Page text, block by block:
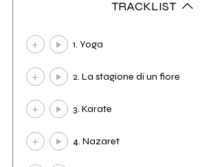
TRACKLIST
1. Yoga
2. La stagione di un fiore
3. Karate
4. Nazaret